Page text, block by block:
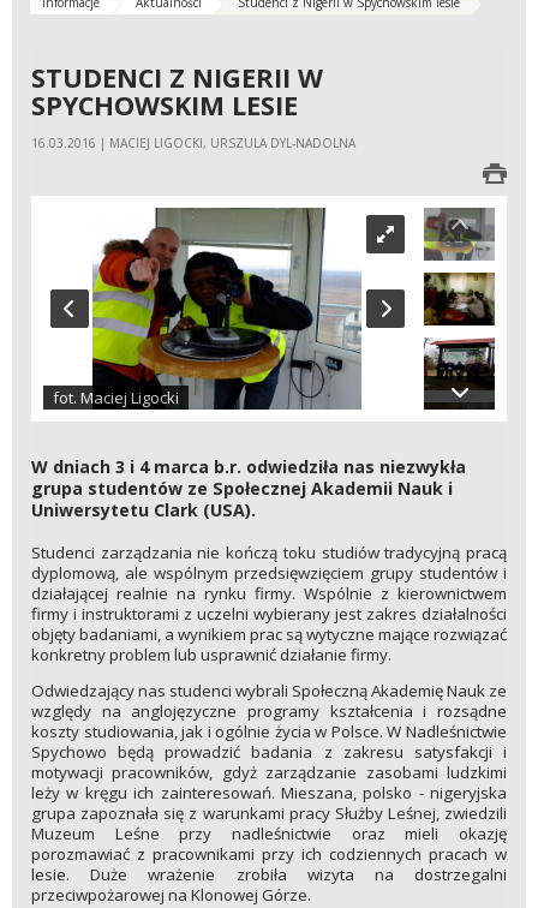
STUDENCI Z NIGERII W
SPYCHOWSKIM LESIE
16.03.2016 | MACIEJ LIGOCKI, URSZULA DYL-NADOLNA
fot. Maciej Ligocki
W dniach 3 i 4 marca b.r. odwiedziła nas niezwykła
grupa studentów ze Społecznej Akademii Nauk i
Uniwersytetu Clark (USA).
Studenci zarządzania nie kończą toku studiów tradycyjną pracą
dyplomową, ale wspólnym przedsięwzięciem grupy studentów i
działającej realnie na rynku firmy. Wspólnie z kierownictwem
firmy i instruktorami z uczelni wybierany jest zakres działalności
objęty badaniami, a wynikiem prac są wytyczne mające rozwiązać
konkretny problem lub usprawnić działanie firmy.
Odwiedzający nas studenci wybrali Społeczną Akademię Nauk ze
względy na anglojęzyczne programy kształcenia i rozsądne
koszty studiowania, jak i ogólnie życia w Polsce. W Nadleśnictwie
Spychowo będą prowadzić badania z zakresu satysfakcji i
motywacji pracowników, gdyż zarządzanie zasobami ludzkimi
leży w kręgu ich zainteresowań. Mieszana, polsko - nigeryjska
grupa zapoznała się z warunkami pracy Służby Leśnej, zwiedzili
Muzeum Leśne przy nadleśnictwie oraz mieli okazję
porozmawiać z pracownikami przy ich codziennych pracach w
lesie. Duże wrażenie zrobiła wizyta na dostrzegalni
przeciwpożarowej na Klonowej Górze.